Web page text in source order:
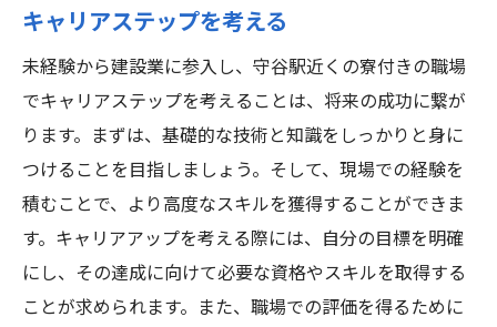
キャリアステップを考える
未経験から建設業に参入し、守谷駅近くの寮付きの職場
でキャリアステップを考えることは、将来の成功に繋が
ります。まずは、基礎的な技術と知識をしっかりと身に
つけることを目指しましょう。そして、現場での経験を
積むことで、より高度なスキルを獲得することができま
す。キャリアアップを考える際には、自分の目標を明確
にし、その達成に向けて必要な資格やスキルを取得する
ことが求められます。また、職場での評価を得るために